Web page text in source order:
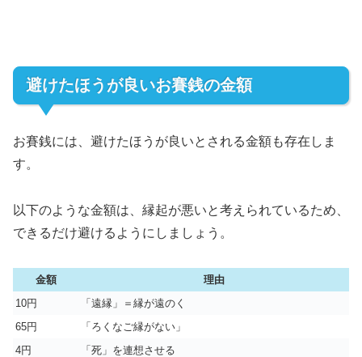
避けたほうが良いお賽銭の金額
お賽銭には、避けたほうが良いとされる金額も存在しま
す。
以下のような金額は、縁起が悪いと考えられているため、
できるだけ避けるようにしましょう。
金額
理由
10円
「遠縁」＝縁が遠のく
65円
「ろくなご縁がない」
4円
「死」を連想させる